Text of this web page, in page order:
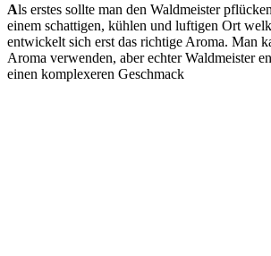
Als erstes sollte man den Waldmeister
einem schattigen, kühlen und luftigen Ort
entwickelt sich erst das richtige Aroma. Man
Aroma verwenden, aber echter Waldmeister
einen komplexeren Geschmack